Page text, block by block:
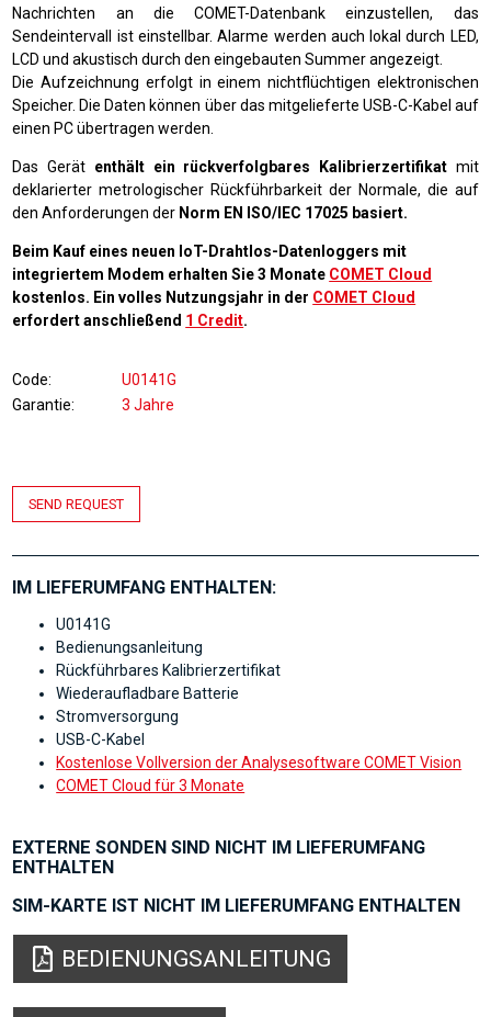
Nachrichten an die COMET-Datenbank einzustellen, das
Sendeintervall ist einstellbar. Alarme werden auch lokal durch LED,
LCD und akustisch durch den eingebauten Summer angezeigt.
Die Aufzeichnung erfolgt in einem nichtflüchtigen elektronischen
Speicher. Die Daten können über das mitgelieferte USB-C-Kabel auf
einen PC übertragen werden.
Das Gerät enthält ein rückverfolgbares Kalibrierzertifikat mit
deklarierter metrologischer Rückführbarkeit der Normale, die auf
den Anforderungen der Norm EN ISO/IEC 17025 basiert.
Beim Kauf eines neuen IoT-Drahtlos-Datenloggers mit
integriertem Modem erhalten Sie 3 Monate COMET Cloud
kostenlos. Ein volles Nutzungsjahr in der COMET Cloud
erfordert anschließend 1 Credit.
Code
U0141G
Garantie
3 Jahre
SEND REQUEST
IM LIEFERUMFANG ENTHALTEN:
U0141G
Bedienungsanleitung
Rückführbares Kalibrierzertifikat
Wiederaufladbare Batterie
Stromversorgung
USB-C-Kabel
Kostenlose Vollversion der Analysesoftware COMET Vision
COMET Cloud für 3 Monate
EXTERNE SONDEN SIND NICHT IM LIEFERUMFANG
ENTHALTEN
SIM-KARTE IST NICHT IM LIEFERUMFANG ENTHALTEN
BEDIENUNGSANLEITUNG